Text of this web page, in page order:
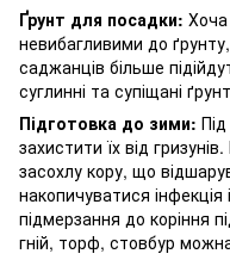
Ґрунт для посадки:
невибагливими до
саджанців більше
суглинні та супіщані
Підготовка до зими:
захистити їх від
засохлу кору, що
накопичуватися
підмерзання до коріння
гній, торф, стовбур